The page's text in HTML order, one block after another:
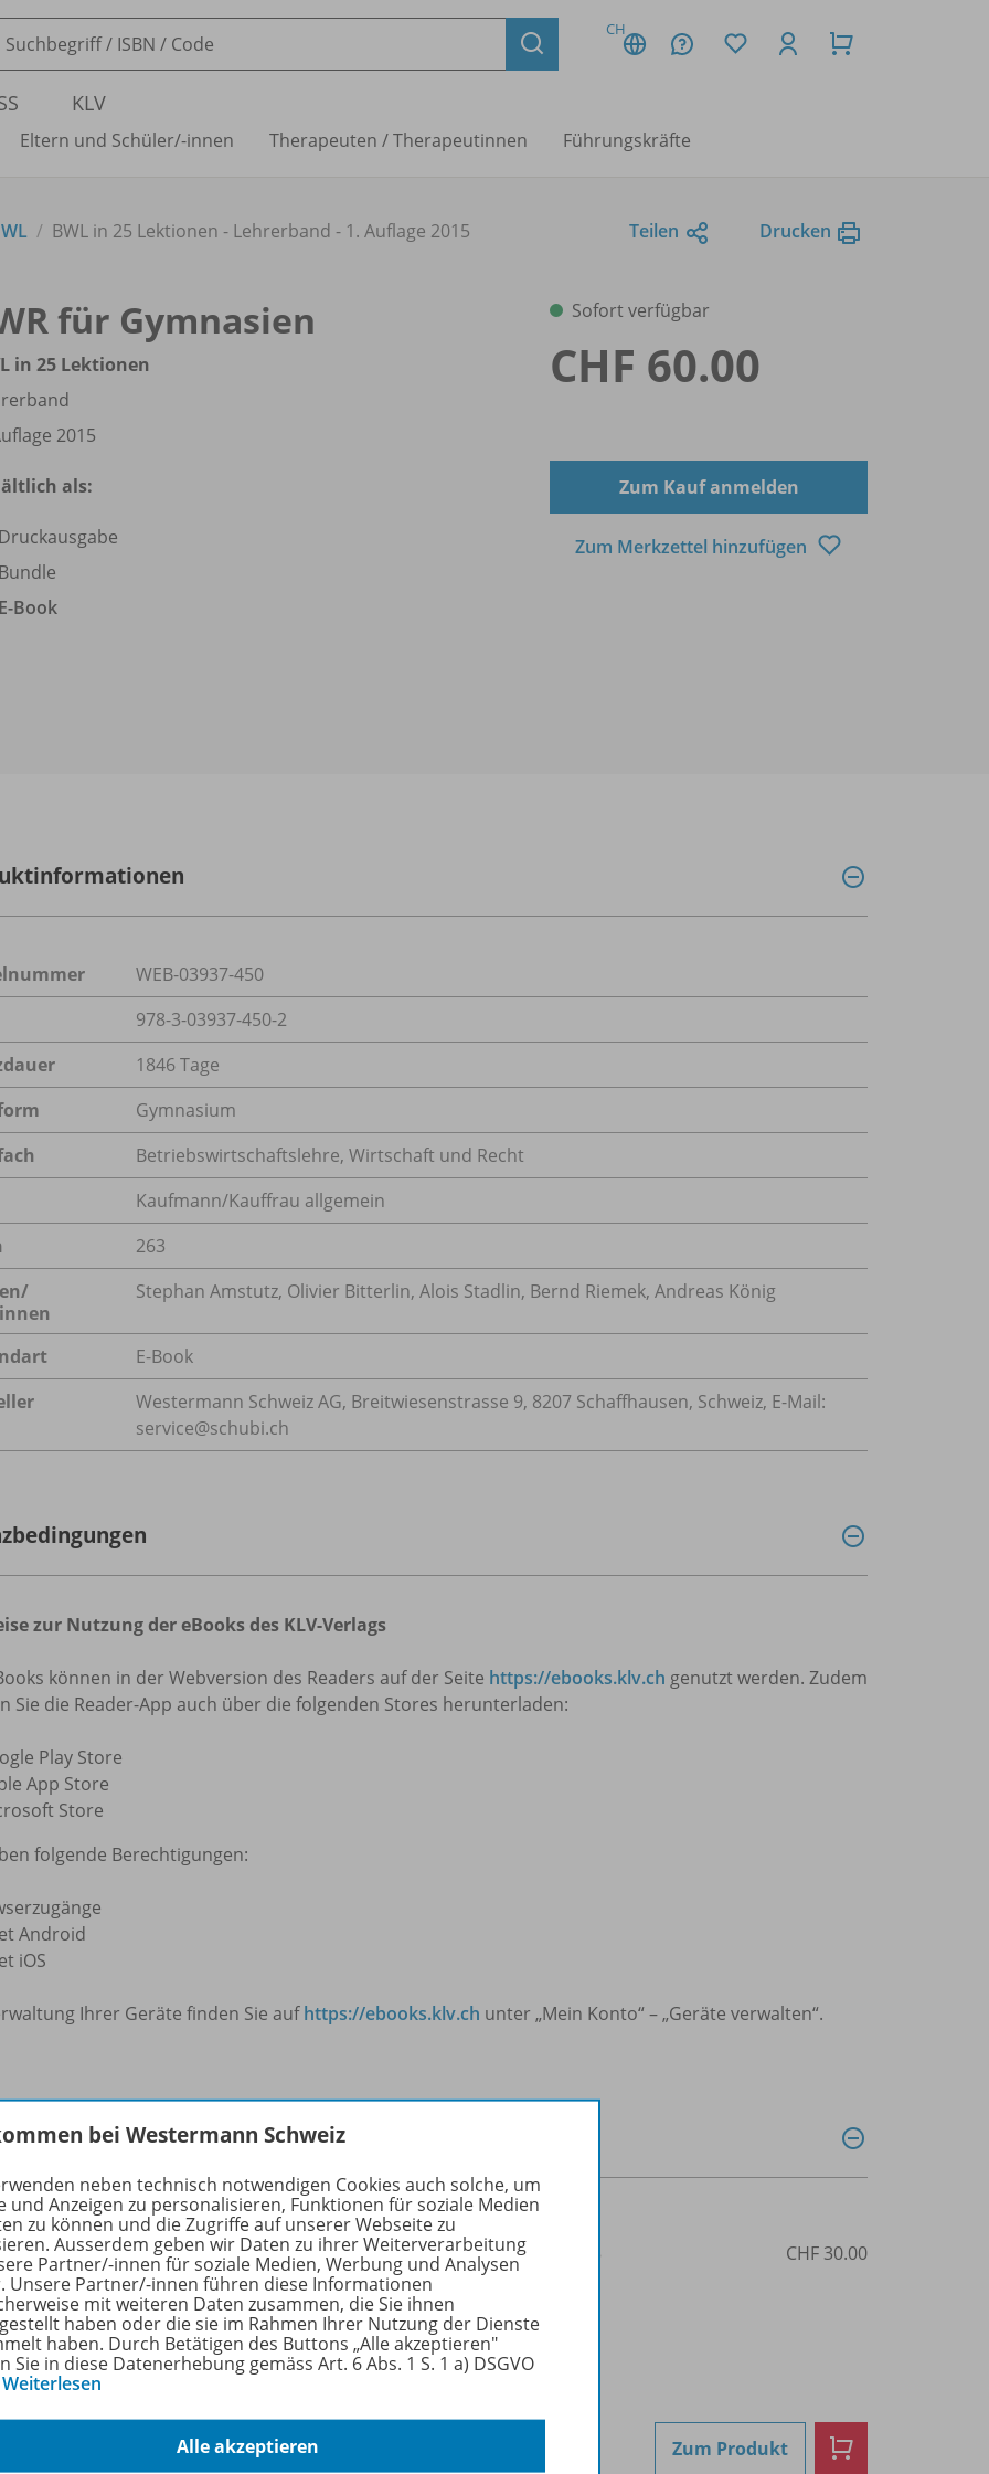
CH
KLV
Eltern und Schüler/-innen Therapeuten /Therapeutinnen Führungskräfte
BWL in 25 Lektionen - Lehrerband - 1. Auflage 2015 Teilen Drucken
für Gymnasien
in 25 Lektionen
2015
als:
Book
Sofort verfügbar
CHF 60.00
Zum Kauf anmelden
Zum Merkzettel hinzufügen
WEB-03937-450
978-3-03937-450-2
1846 Tage
Gymnasium
Betriebswirtschaftslehre, Wirtschaft und Recht
Kaufmann/Kauffrau allgemein
263
Stephan Amstutz, Olivier Bitterlin, Alois Stadlin, Bernd Riemek, Andreas König
E-Book
Westermann Schweiz AG, Breitwiesenstrasse 9, 8207 Schaffhausen, Schweiz, E-Mail:
service@schubi.ch
zur Nutzung der eBooks des KLV-Verlags
können in der Webversion des Readers auf der Seite https://ebooks.klv.ch genutzt werden. Zudem
Sie die Reader-App auch über die folgenden Stores herunterladen:
Play Store
App Store
Store
folgende Berechtigungen:
Android
iOS
Ihrer Geräte finden Sie aufhttps://ebooks.klv.ch unter „Mein Konto“ – „Geräte verwalten“.
Produkte
EWR für Gymnasien
EWR für Gymnasien: BWL in 25
Lektionen
Schülerband
978-3-85612-325-3 CHF 30.00
Zum Produkt
bei Westermann Schweiz
neben technisch notwendigen Cookies auch solche, um
und Anzeigen zu personalisieren, Funktionen für soziale Medien
zu können und die Zugriffe auf unserer Webseite zu
Ausserdem geben wir Daten zu ihrer Weiterverarbeitung
Partner/-innen für soziale Medien, Werbung und Analysen
Unsere Partner/-innen führen diese Informationen
mit weiteren Daten zusammen, die Sie ihnen
haben oder die sie im Rahmen Ihrer Nutzung der Dienste
haben. Durch Betätigen des Buttons „Alle akzeptieren"
Sie in diese Datenerhebung gemäss Art. 6 Abs. 1 S. 1 a) DSGVO
Weiterlesen
Alle akzeptieren